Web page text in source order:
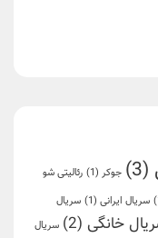
(3) جوکر (1)
رئالیتی شو
سریال ایرانی (1)
سریال
خانگی (2)
سریال